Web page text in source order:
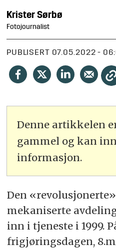
Krister Sørbø
Fotojournalist
PUBLISERT 07.05.2022 -
Denne artikkelen
gammel og kan
informasjon.
Den
mekaniserte
inn i tjeneste i 1999.
frigjøringsdagen,